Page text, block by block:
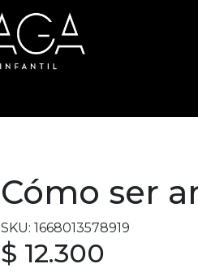
Cómo ser
SKU: 1668013578919
$ 12.300